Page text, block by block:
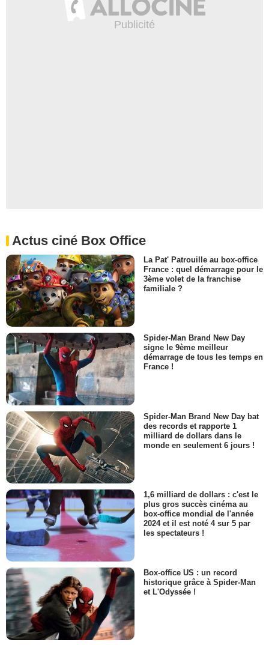
Actus ciné Box Office
La Pat' Patrouille au box-office
France : quel démarrage pour le
3ème volet de la franchise
familiale ?
Spider-Man Brand New Day
signe le 9ème meilleur
démarrage de tous les temps en
France !
Spider-Man Brand New Day bat
des records et rapporte 1
milliard de dollars dans le
monde en seulement 6 jours !
1,6 milliard de dollars : c'est le
plus gros succès cinéma au
box-office mondial de l'année
2024 et il est noté 4 sur 5 par
les spectateurs !
Box-office US : un record
historique grâce à Spider-Man
et L'Odyssée !